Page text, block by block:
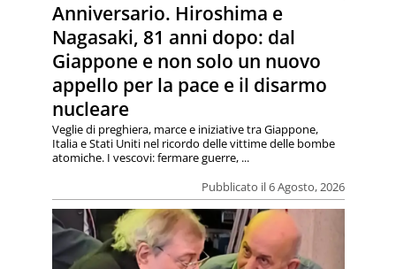
Anniversario. Hiroshima e
Nagasaki, 81 anni dopo: dal
Giappone e non solo un nuovo
appello per la pace e il disarmo
nucleare
Pubblicato il 6 Agosto, 2026
Veglie di preghiera, marce e iniziative tra Giappone,
Italia e Stati Uniti nel ricordo delle vittime delle bombe
atomiche. I vescovi: fermare guerre, ...